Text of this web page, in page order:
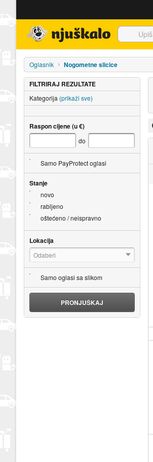
Oglasnik Nogometne slicice
FILTRIRAJ REZULTATE
Kategorija (prikaži sve)
Raspon cijene (u €)
do
Samo PayProtect oglasi
Stanje
novo
rabljeno
oštećeno / neispravno
Lokacija
Odaberi
Samo oglasi sa slikom
PRONJUŠKAJ